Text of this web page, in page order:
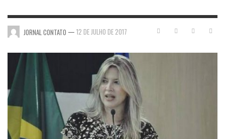
JORNAL CONTATO — 12 DE JULHO DE 2017